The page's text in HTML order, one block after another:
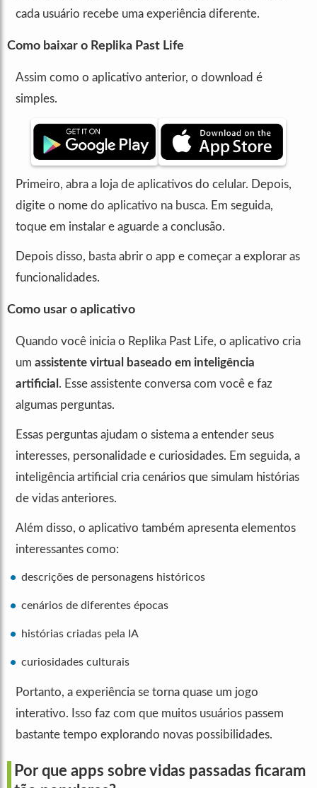
cada usuário recebe uma experiência diferente.
Como baixar o Replika Past Life
Assim como o aplicativo anterior, o download é
simples.
Primeiro, abra a loja de aplicativos do celular. Depois,
digite o nome do aplicativo na busca. Em seguida,
toque em instalar e aguarde a conclusão.
Depois disso, basta abrir o app e começar a explorar as
funcionalidades.
Como usar o aplicativo
Quando você inicia o Replika Past Life, o aplicativo cria
um assistente virtual baseado em inteligência
artificial . Esse assistente conversa com você e faz
algumas perguntas.
Essas perguntas ajudam o sistema a entender seus
interesses, personalidade e curiosidades. Em seguida, a
inteligência artificial cria cenários que simulam histórias
de vidas anteriores.
Além disso, o aplicativo também apresenta elementos
interessantes como:
descrições de personagens históricos
cenários de diferentes épocas
histórias criadas pela IA
curiosidades culturais
Portanto, a experiência se torna quase um jogo
interativo. Isso faz com que muitos usuários passem
bastante tempo explorando novas possibilidades.
Por que apps sobre vidas passadas ficaram